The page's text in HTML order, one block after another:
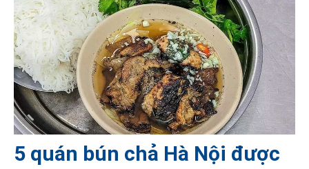
5 quán bún chả Hà Nội được